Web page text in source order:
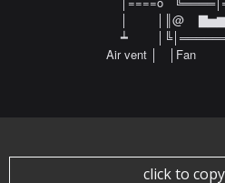
│        │║@
┷
Air vent │   │Fan
click to